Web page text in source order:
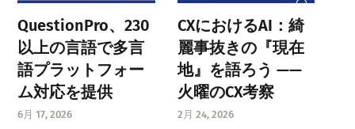
QuestionPro、230
以上の言語で多言
語プラットフォー
ム対応を提供
6月 17, 2026
CXにおけるAI：綺
麗事抜きの『現在
地』を語ろう ——
火曜のCX考察
2月 24, 2026